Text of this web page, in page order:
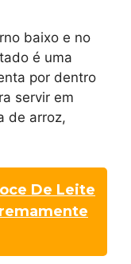
baixo e no
é uma
por dentro
servir em
de arroz,
De Leite